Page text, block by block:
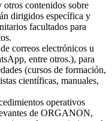
otros contenidos sobre
dirigidos específica y
facultados para
correos electrónicos u
entre otros.), para
(cursos de formación,
científicas, manuales,
operativos
de ORGANON,